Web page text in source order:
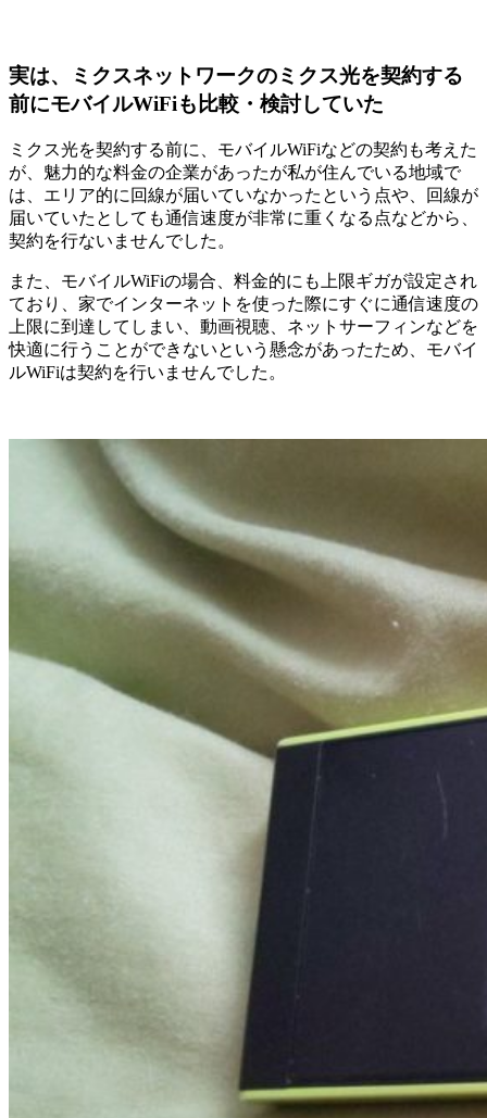
実は、ミクスネットワークのミクス光を契約する
前にモバイルWiFiも比較・検討していた
ミクス光を契約する前に、モバイルWiFiなどの契約も考えた
が、魅力的な料金の企業があったが私が住んでいる地域で
は、エリア的に回線が届いていなかったという点や、回線が
届いていたとしても通信速度が非常に重くなる点などから、
契約を行ないませんでした。
また、モバイルWiFiの場合、料金的にも上限ギガが設定され
ており、家でインターネットを使った際にすぐに通信速度の
上限に到達してしまい、動画視聴、ネットサーフィンなどを
快適に行うことができないという懸念があったため、モバイ
ルWiFiは契約を行いませんでした。